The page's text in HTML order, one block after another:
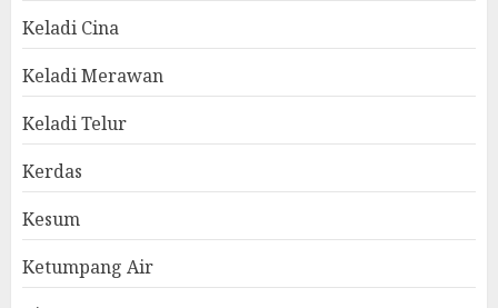
Keladi Cina
Keladi Merawan
Keladi Telur
Kerdas
Kesum
Ketumpang Air